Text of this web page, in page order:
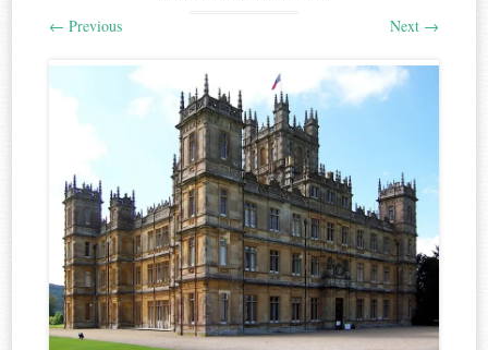
← Previous Next →